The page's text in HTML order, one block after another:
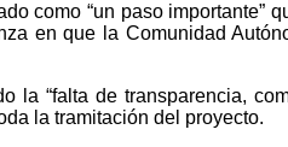
como “un paso importante”
en que la Comunidad
la “falta de transparencia,
la tramitación del proyecto.